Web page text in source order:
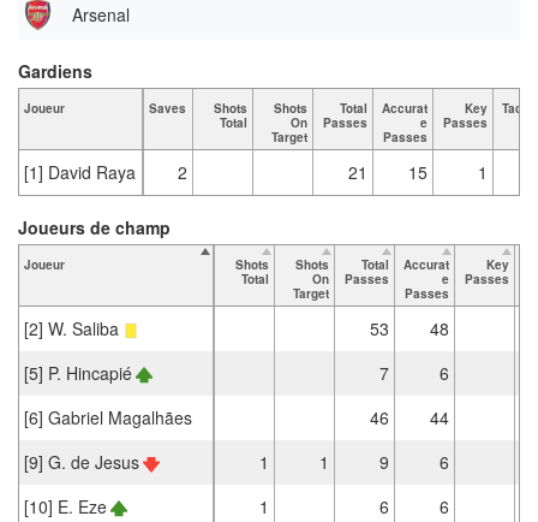
Arsenal
Joueur Saves
Shots
Total
Shots
On
Target
Total
Passes
Accurat
e
Passes
Key
Passes
[1] David Raya 2 21 15 1
Gardiens
Joueur
Shots
Total
Shots
On
Target
Total
Passes
Accurat
e
Passes
Key
Passes
[2] W. Saliba 53
48
[5] P. Hincapié
7
6
[6] Gabriel Magalhães
46
44
[9] G. de Jesus
1 1 9
6
[10] E. Eze
1 6
6
Joueurs de champ